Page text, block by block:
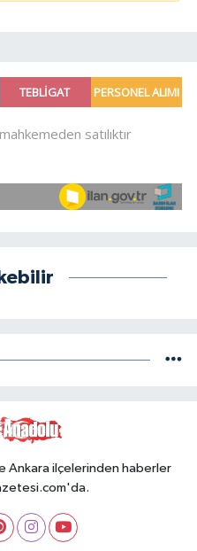
Ankara ilçelerinden haberler